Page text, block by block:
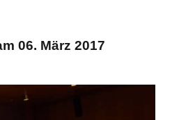
06. März 2017